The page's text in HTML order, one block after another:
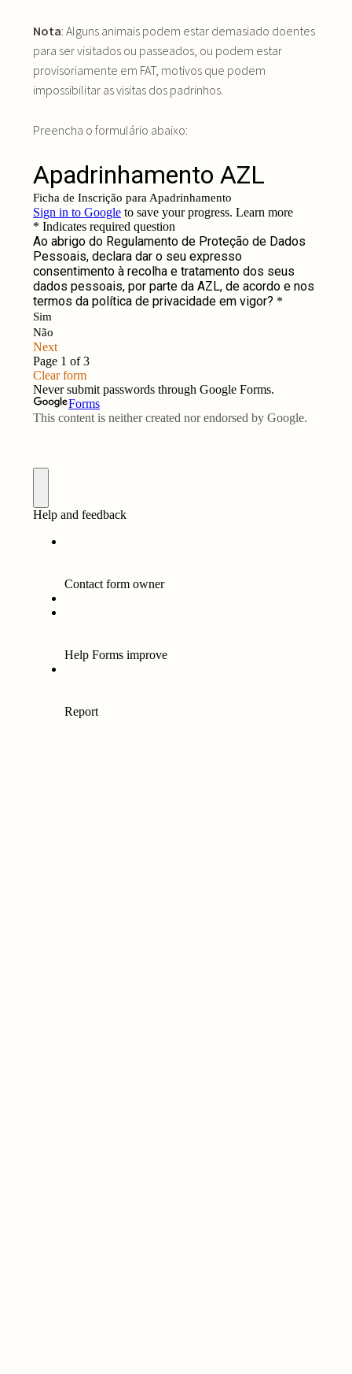
Nota: Alguns animais podem estar demasiado doentes
para ser visitados ou passeados, ou podem estar
provisoriamente em FAT, motivos que podem
impossibilitar as visitas dos padrinhos.
Preencha o formulário abaixo: